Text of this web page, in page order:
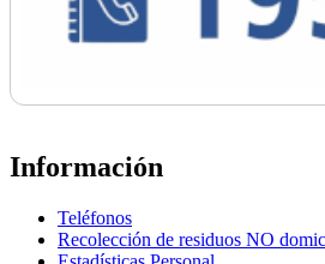
Información
Teléfonos
Recolección de residuos NO